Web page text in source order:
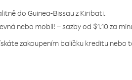
do Guinea-Bissau z Kiribati.
nebo mobil! – sazby od $1.10 za
zakoupením balíčku kreditu nebo